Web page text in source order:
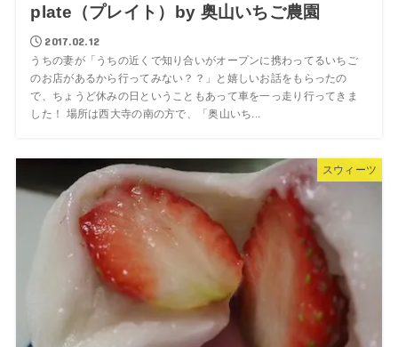
plate（プレイト）by 奥山いちご農園
2017.02.12
うちの妻が「うちの近くで知り合いがオープンに携わってるいちご
のお店があるから行ってみない？？」と嬉しいお話をもらったの
で、ちょうど休みの日ということもあって車を一っ走り行ってきま
した！ 場所は西大寺の南の方で、「奥山いち...
スウィーツ